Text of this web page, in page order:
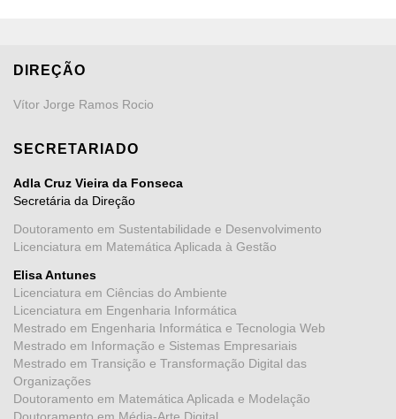
DIREÇÃO
Vítor Jorge Ramos Rocio
SECRETARIADO
Adla Cruz Vieira da Fonseca
Secretária da Direção
Doutoramento em Sustentabilidade e Desenvolvimento
Licenciatura em Matemática Aplicada à Gestão
Elisa Antunes
Licenciatura em Ciências do Ambiente
Licenciatura em Engenharia Informática
Mestrado em Engenharia Informática e Tecnologia Web
Mestrado em Informação e Sistemas Empresariais
Mestrado em Transição e Transformação Digital das
Organizações
Doutoramento em Matemática Aplicada e Modelação